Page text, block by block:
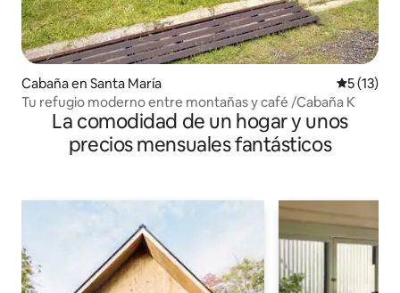
Cabaña en Santa María
5 (13)
Tu refugio moderno entre montañas y café /Cabaña K
La comodidad de un hogar y unos
precios mensuales fantásticos